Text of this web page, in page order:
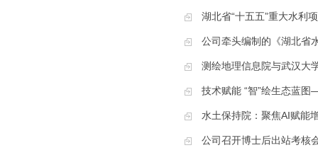
湖北省“十五五”重大水利
公司牵头编制的《湖北省
测绘地理信息院与武汉大
技术赋能 “智”绘生态蓝
水土保持院：聚焦AI赋能
公司召开博士后出站考核